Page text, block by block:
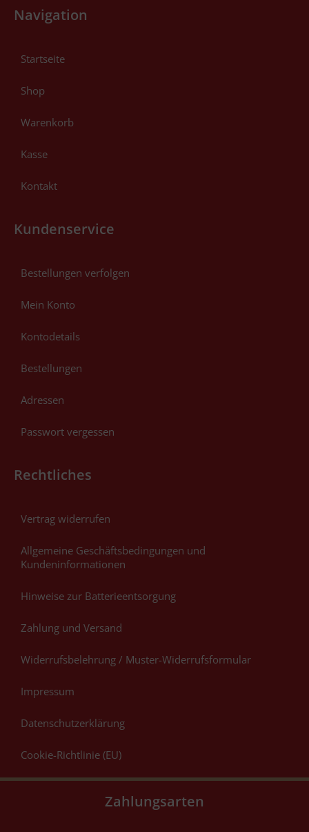
Navigation
Startseite
Shop
Warenkorb
Kasse
Kontakt
Kundenservice
Bestellungen verfolgen
Mein Konto
Kontodetails
Bestellungen
Adressen
Passwort vergessen
Rechtliches
Vertrag widerrufen
Allgemeine Geschäftsbedingungen und
Kundeninformationen
Hinweise zur Batterieentsorgung
Zahlung und Versand
Widerrufsbelehrung / Muster-Widerrufsformular
Impressum
Datenschutzerklärung
Cookie-Richtlinie (EU)
Zahlungsarten